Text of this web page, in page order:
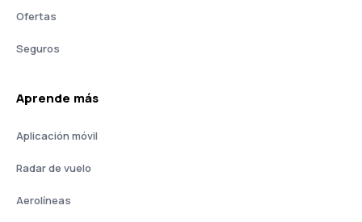
Ofertas
Seguros
Aprende más
Aplicación móvil
Radar de vuelo
Aerolíneas